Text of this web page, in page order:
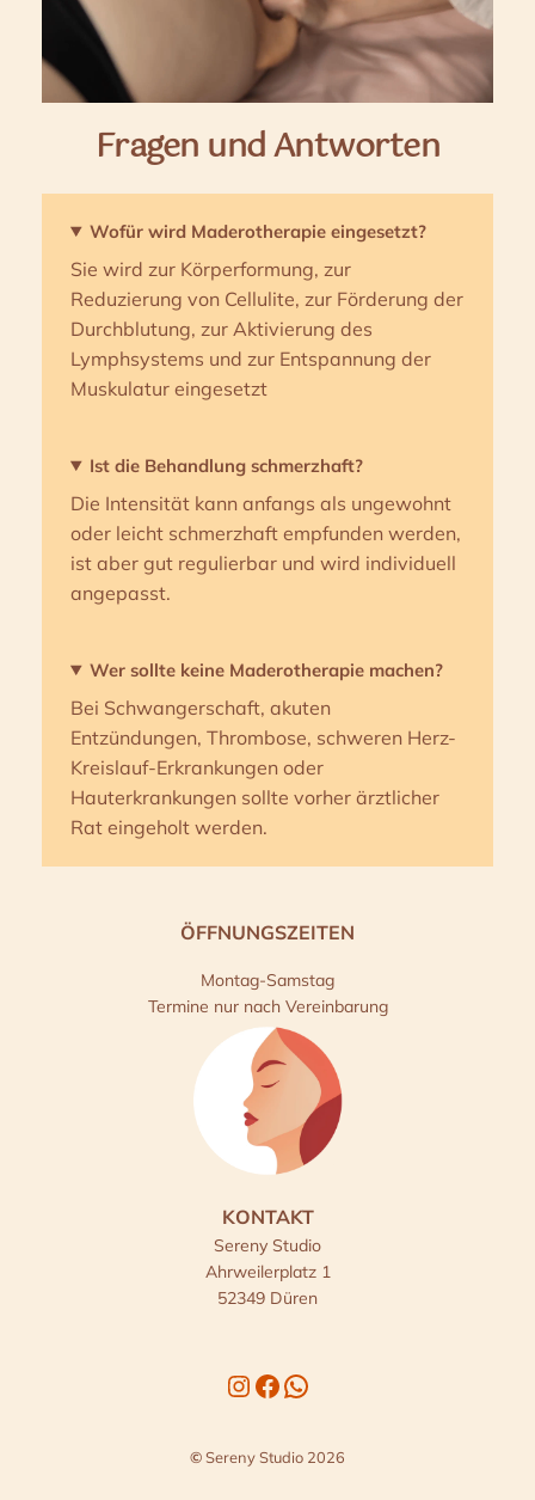
Fragen und Antworten
Wofür wird Maderotherapie eingesetzt?
Sie wird zur Körperformung, zur
Reduzierung von Cellulite, zur Förderung der
Durchblutung, zur Aktivierung des
Lymphsystems und zur Entspannung der
Muskulatur eingesetzt
Ist die Behandlung schmerzhaft?
Die Intensität kann anfangs als ungewohnt
oder leicht schmerzhaft empfunden werden,
ist aber gut regulierbar und wird individuell
angepasst.
Wer sollte keine Maderotherapie machen?
Bei Schwangerschaft, akuten
Entzündungen, Thrombose, schweren Herz-
Kreislauf-Erkrankungen oder
Hauterkrankungen sollte vorher ärztlicher
Rat eingeholt werden.
ÖFFNUNGSZEITEN
Montag-Samstag
Termine nur nach Vereinbarung
KONTAKT
Sereny Studio
Ahrweilerplatz 1
52349 Düren
Instagram
Facebook
WhatsApp
©Sereny Studio 2026